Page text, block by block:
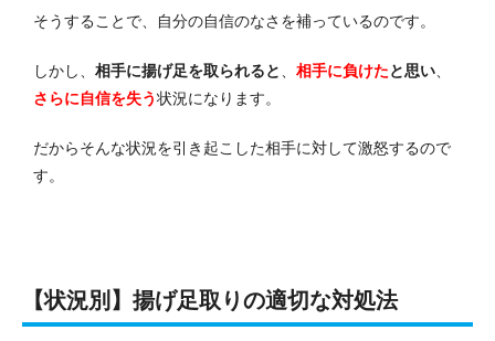
そうすることで、自分の自信のなさを補っているのです。
しかし、 相手に揚げ足を取られると 相手に負けたと思い
さらに自信を失う状況になります。
だからそんな状況を引き起こした相手に対して激怒するので
す。
【状況別】揚げ足取りの適切な対処法